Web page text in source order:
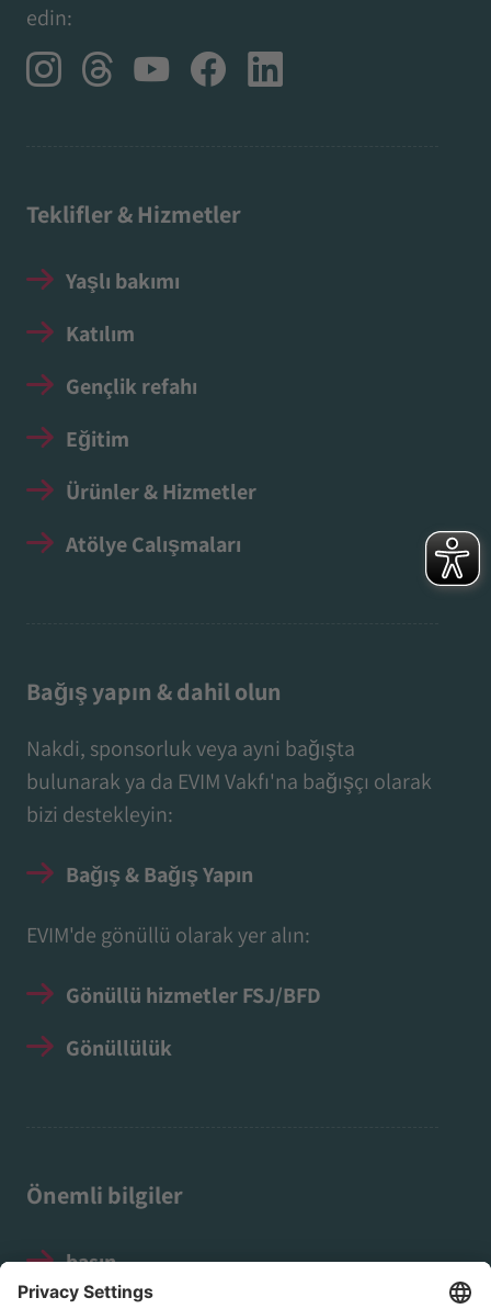
edin:
Teklifler & Hizmetler
Yaşlı bakımı
Katılım
Gençlik refahı
Eğitim
Ürünler & Hizmetler
Atölye Çalışmaları
Bağış yapın & dahil olun
Nakdi, sponsorluk veya ayni bağışta
bulunarak ya da EVIM Vakfı'na bağışçı olarak
bizi destekleyin:
Bağış & Bağış Yapın
EVIM'de gönüllü olarak yer alın:
Gönüllü hizmetler FSJ/BFD
Gönüllülük
Önemli bilgiler
basın